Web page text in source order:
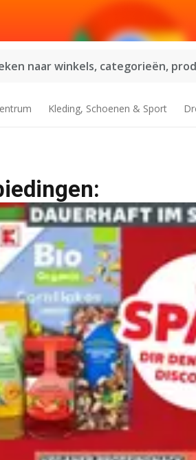
naar winkels, categorieën,
Kleding, Schoenen & Sport